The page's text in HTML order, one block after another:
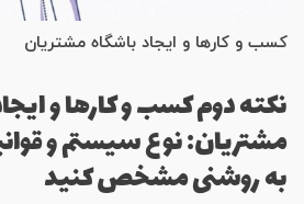
کسب و کارها و ایجاد باشگاه مشتریان
نکته دوم کسب و کارها و
مشتریان: نوع سیستم و
به روشنی مشخص کنید